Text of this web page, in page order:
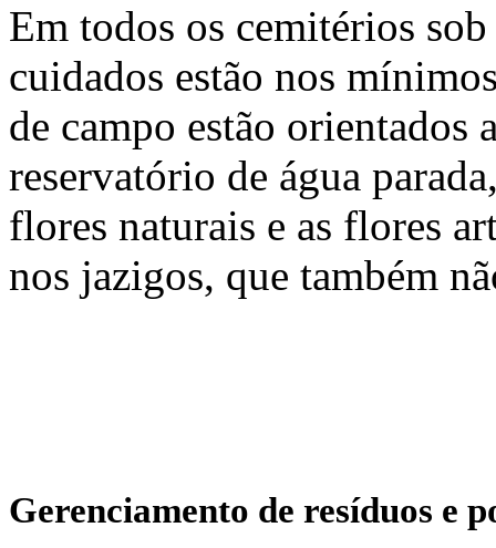
Em todos os cemitérios
cuidados estão nos
de campo estão
reservatório de água
flores naturais e as flores
nos jazigos, que também
Gerenciamento de resíduos e